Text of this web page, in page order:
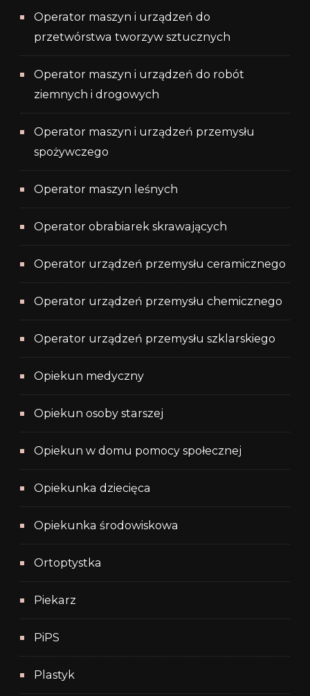
Operator maszyn i urządzeń do
przetwórstwa tworzyw sztucznych
Operator maszyn i urządzeń do robót
ziemnych i drogowych
Operator maszyn i urządzeń przemysłu
spożywczego
Operator maszyn leśnych
Operator obrabiarek skrawających
Operator urządzeń przemysłu ceramicznego
Operator urządzeń przemysłu chemicznego
Operator urządzeń przemysłu szklarskiego
Opiekun medyczny
Opiekun osoby starszej
Opiekun w domu pomocy społecznej
Opiekunka dziecięca
Opiekunka środowiskowa
Ortoptystka
Piekarz
PiPS
Plastyk